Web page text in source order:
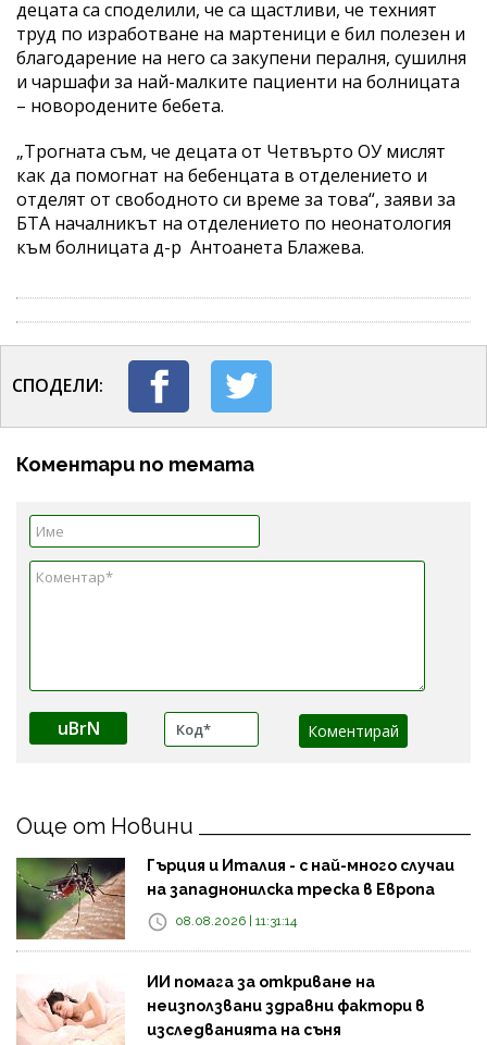
децата са споделили, че са щастливи, че техният
труд по изработване на мартеници е бил полезен и
благодарение на него са закупени пералня, сушилня
и чаршафи за най-малките пациенти на болницата
– новородените бебета.
„Трогната съм, че децата от Четвърто ОУ мислят
как да помогнат на бебенцата в отделението и
отделят от свободното си време за това“, заяви за
БТА началникът на отделението по неонатология
към болницата д-р Антоанета Блажева.
СПОДЕЛИ:
Коментари по темата
uBrN
Още от Новини
Гърция и Италия - с най-много случаи
на западнонилска треска в Европа
08.08.2026 | 11:31:14
ИИ помага за откриване на
неизползвани здравни фактори в
изследванията на съня